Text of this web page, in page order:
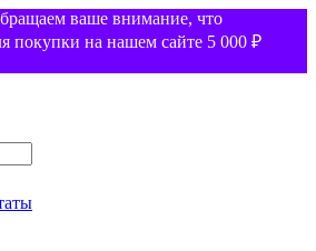
ваше внимание, что
покупки на нашем сайте 5 000 ₽